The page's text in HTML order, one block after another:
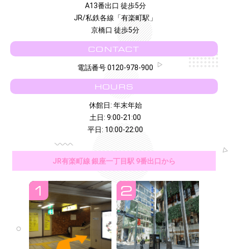
A13番出口 徒歩5分
JR/私鉄各線「有楽町駅」
京橋口 徒歩5分
CONTACT
電話番号 0120-978-900
HOURS
休館日: 年末年始
土日: 9:00-21:00
平日: 10:00-22:00
JR有楽町線 銀座一丁目駅 9番出口から